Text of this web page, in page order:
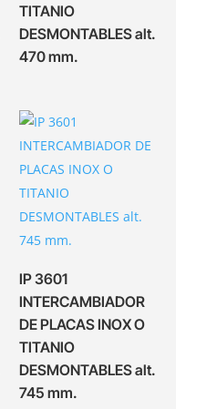
TITANIO
DESMONTABLES alt.
470 mm.
IP 3601
INTERCAMBIADOR
DE PLACAS INOX O
TITANIO
DESMONTABLES alt.
745 mm.